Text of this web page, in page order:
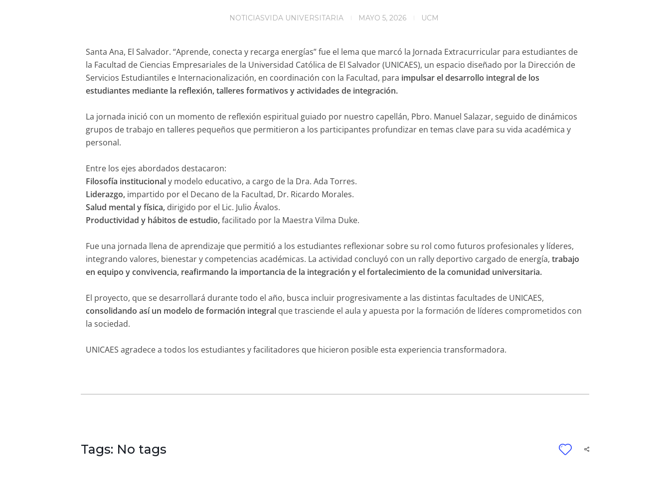
MAYO 5, 2026 UCM
NOTICIASVIDA UNIVERSITARIA
Santa Ana, El Salvador. “Aprende, conecta y recarga energías” fue el lema que marcó la Jornada Extracurricular para estudiantes de
la Facultad de Ciencias Empresariales de la Universidad Católica de El Salvador (UNICAES), un espacio diseñado por la Dirección de
Servicios Estudiantiles e Internacionalización, en coordinación con la Facultad, para impulsar el desarrollo integral de los
estudiantes mediante la reflexión, talleres formativos y actividades de integración.
La jornada inició con un momento de reflexión espiritual guiado por nuestro capellán, Pbro. Manuel Salazar, seguido de dinámicos
grupos de trabajo en talleres pequeños que permitieron a los participantes profundizar en temas clave para su vida académica y
personal.
Entre los ejes abordados destacaron:
Filosofía institucionaly modelo educativo, a cargo de la Dra. Ada Torres.
Liderazgo, impartido por el Decano de la Facultad, Dr. Ricardo Morales.
Salud mental y física, dirigido por el Lic. Julio Ávalos.
Productividad y hábitos de estudio,facilitado por la Maestra Vilma Duke.
Fue una jornada llena de aprendizaje que permitió a los estudiantes reflexionar sobre su rol como futuros profesionales y líderes,
integrando valores, bienestar y competencias académicas. La actividad concluyó con un rally deportivo cargado de energía, trabajo
en equipo y convivencia, reafirmando la importancia de la integración y el fortalecimiento de la comunidad universitaria.
El proyecto, que se desarrollará durante todo el año, busca incluir progresivamente a las distintas facultades de UNICAES,
consolidando así un modelo de formación integral que trasciende el aula y apuesta por la formación de líderes comprometidos con
la sociedad.
UNICAES agradece a todos los estudiantes y facilitadores que hicieron posible esta experiencia transformadora.
Tags: No tags